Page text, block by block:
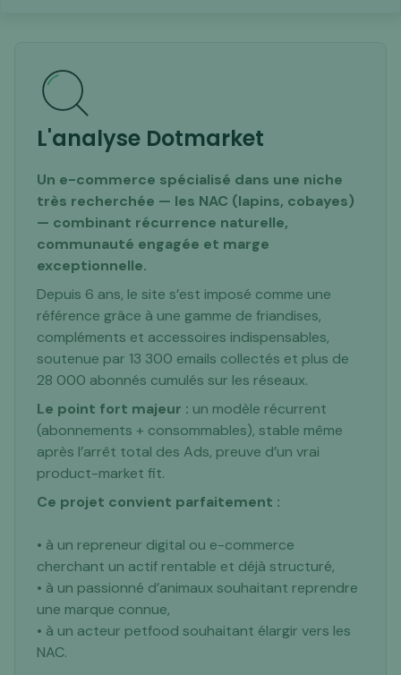
L'analyse Dotmarket
Un e-commerce spécialisé dans une niche
très recherchée — les NAC (lapins, cobayes)
— combinant récurrence naturelle,
communauté engagée et marge
exceptionnelle.
Depuis 6 ans, le site s’est imposé comme une
référence grâce à une gamme de friandises,
compléments et accessoires indispensables,
soutenue par 13 300 emails collectés et plus de
28 000 abonnés cumulés sur les réseaux.
Le point fort majeur : un modèle récurrent
(abonnements + consommables), stable même
après l’arrêt total des Ads, preuve d’un vrai
product-market fit.
Ce projet convient parfaitement :
• à un repreneur digital ou e-commerce
cherchant un actif rentable et déjà structuré,
• à un passionné d’animaux souhaitant reprendre
une marque connue,
• à un acteur petfood souhaitant élargir vers les
NAC.